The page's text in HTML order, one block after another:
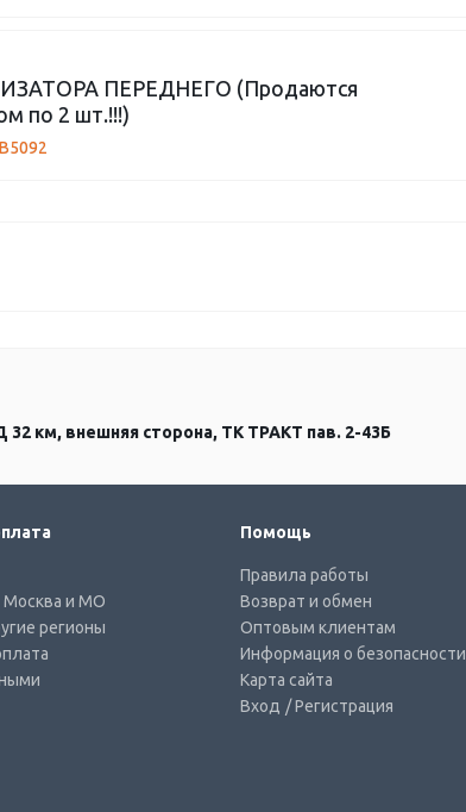
ПЕРЕДНЕГО (Продаются
по 2 шт.!!!)
км, внешняя сторона, ТК ТРАКТ пав. 2-43Б
Москва и МО
регионы
Помощь
Правила работы
Возврат и обмен
Оптовым клиентам
Информация о безопасности
Карта сайта
Вход / Регистрация